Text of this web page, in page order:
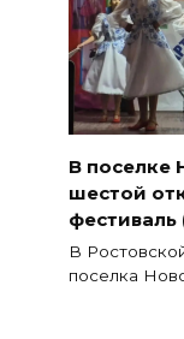
В поселке
шестой
фестиваль
В
поселка